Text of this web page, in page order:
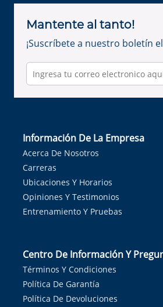
Mantente al tanto!
¡Suscríbete a nuestro boletín
Información De La Empresa
Acerca De Nosotros
Carreras
Ubicaciones Y Horarios
Opiniones Y Testimonios
Entrenamiento Y Pruebas
Centro De Información Y
Términos Y Condiciones
Política De Garantía
Política De Devoluciones